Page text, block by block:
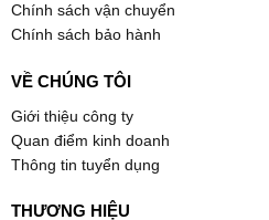
Chính sách vận chuyển
Chính sách bảo hành
VỀ CHÚNG TÔI
Giới thiệu công ty
Quan điểm kinh doanh
Thông tin tuyển dụng
THƯƠNG HIỆU